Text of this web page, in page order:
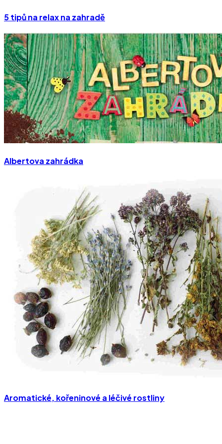
5 tipů na relax na zahradě
Albertova zahrádka
Aromatické, kořeninové a léčivé rostliny